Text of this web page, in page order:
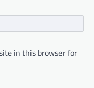
in this browser for